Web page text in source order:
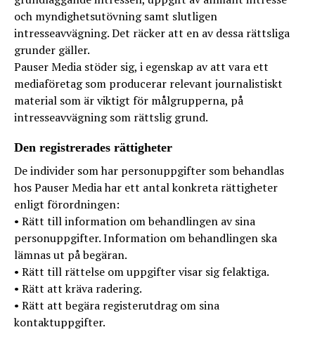
och myndighetsutövning samt slutligen
intresseavvägning. Det räcker att en av dessa rättsliga
grunder gäller.
Pauser Media stöder sig, i egenskap av att vara ett
mediaföretag som producerar relevant journalistiskt
material som är viktigt för målgrupperna, på
intresseavvägning som rättslig grund.
Den registrerades rättigheter
De individer som har personuppgifter som behandlas
hos Pauser Media har ett antal konkreta rättigheter
enligt förordningen:
• Rätt till information om behandlingen av sina
personuppgifter. Information om behandlingen ska
lämnas ut på begäran.
• Rätt till rättelse om uppgifter visar sig felaktiga.
• Rätt att kräva radering.
• Rätt att begära registerutdrag om sina
kontaktuppgifter.